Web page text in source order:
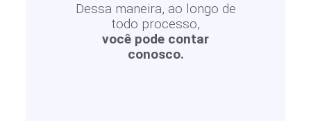
Dessa maneira, ao longo de
todo processo,
você pode contar
conosco.